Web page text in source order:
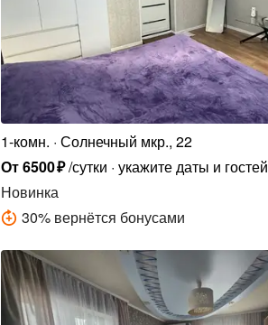
1-комн. Солнечный мкр., 22
От6500₽/сутки укажите даты и гостей
Новинка
30% вернётся бонусами